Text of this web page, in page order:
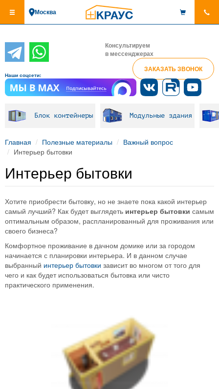
основному
Москва
Консультируем
в мессенджерах
ЗАКАЗАТЬ ЗВОНОК
Наши соцсети:
Блок контейнеры Модульные здания
Главная Полезные материалы
Важный вопрос
Интерьер бытовки
Интерьер бытовки
Хотите приобрести бытовку, но не знаете пока какой интерьер
самый лучший? Как будет выглядеть интерьер бытовки самым
оптимальным образом, распланированный для проживания или
своего бизнеса?
Комфортное проживание в дачном домике или за городом
начинается с планировки интерьера. И в данном случае
выбранный интерьер бытовки зависит во многом от того для
чего и как будет использоваться бытовка или чисто
практического применения.